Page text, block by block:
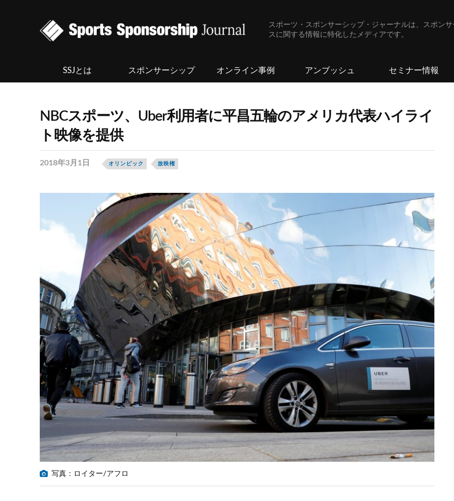
スポーツ・スポンサーシップ・ジャーナルは、スポン
スに関する情報に特化したメディアです。
SSJとは スポンサーシップ オンライン事例 アンブッシュ セミナー情報
NBCスポーツ、Uber利用者に平昌五輪のアメリカ代表ハイライ
ト映像を提供
2018年3月1日 オリンピック 放映権
写真：ロイター/アフロ